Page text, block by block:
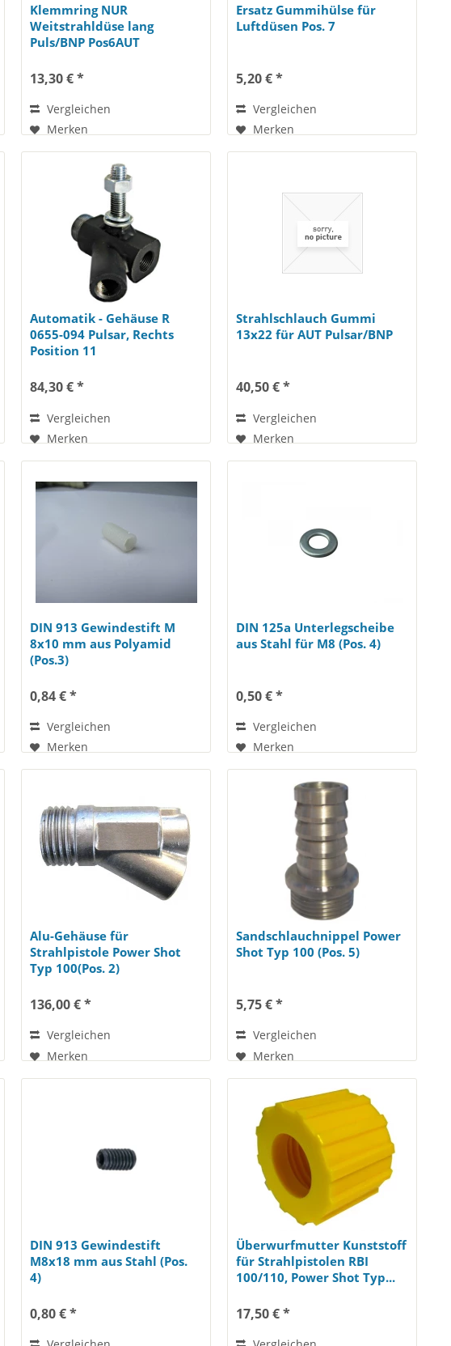
Klemmring NUR
Weitstrahldüse lang
Puls/BNP Pos6AUT
13,30 € *
Vergleichen
Merken
Ersatz Gummihülse für
Luftdüsen Pos. 7
5,20 € *
Vergleichen
Merken
Automatik - Gehäuse R
0655-094 Pulsar, Rechts
Position 11
84,30 € *
Vergleichen
Merken
Strahlschlauch Gummi
13x22 für AUT Pulsar/BNP
40,50 € *
Vergleichen
Merken
DIN 913 Gewindestift M
8x10 mm aus Polyamid
(Pos.3)
0,84 € *
Vergleichen
Merken
DIN 125a Unterlegscheibe
aus Stahl für M8 (Pos. 4)
0,50 € *
Vergleichen
Merken
Alu-Gehäuse für
Strahlpistole Power Shot
Typ 100(Pos. 2)
136,00 € *
Vergleichen
Merken
Sandschlauchnippel Power
Shot Typ 100 (Pos. 5)
5,75 € *
Vergleichen
Merken
DIN 913 Gewindestift
M8x18 mm aus Stahl (Pos.
4)
0,80 € *
Überwurfmutter Kunststoff
für Strahlpistolen RBI
100/110, Power Shot Typ...
17,50 € *